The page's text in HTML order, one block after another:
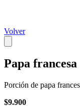
Volver
Papa francesa
Porción de papa
$9.900